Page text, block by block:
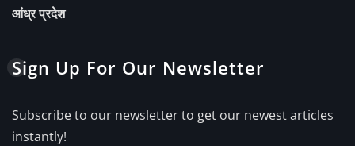
आंध्र प्रदेश
Sign Up For Our Newsletter
Subscribe to our newsletter to get our newest articles
instantly!